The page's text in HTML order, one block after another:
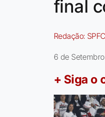
final
Redação:
6 de
+ Siga o